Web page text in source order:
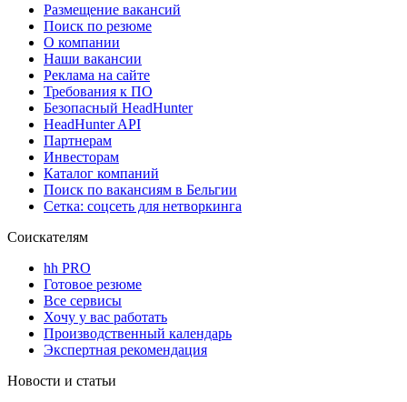
Размещение вакансий
Поиск по резюме
О компании
Наши вакансии
Реклама на сайте
Требования к ПО
Безопасный HeadHunter
HeadHunter API
Партнерам
Инвесторам
Каталог компаний
Поиск по вакансиям в Бельгии
Сетка: соцсеть для нетворкинга
Соискателям
hh PRO
Готовое резюме
Все сервисы
Хочу у вас работать
Производственный календарь
Экспертная рекомендация
Новости и статьи